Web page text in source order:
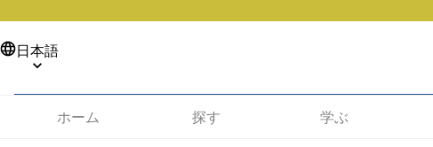
日本語
ホーム
探す 学ぶ